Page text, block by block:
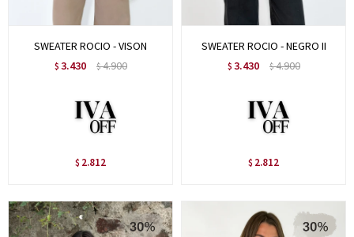
SWEATER ROCIO - VISON
$ 3.430 $4.900
$ 2.812
SWEATER ROCIO - NEGRO II
$ 3.430 $4.900
$ 2.812